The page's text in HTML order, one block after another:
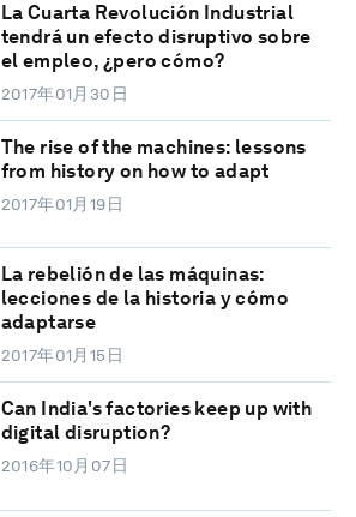
La Cuarta Revolución Industrial
tendrá un efecto disruptivo sobre
el empleo, ¿pero cómo?
2017年01月30日
The rise of the machines: lessons
from history on how to adapt
2017年01月19日
La rebelión de las máquinas:
lecciones de la historia y cómo
adaptarse
2017年01月15日
Can India's factories keep up with
digital disruption?
2016年10月07日